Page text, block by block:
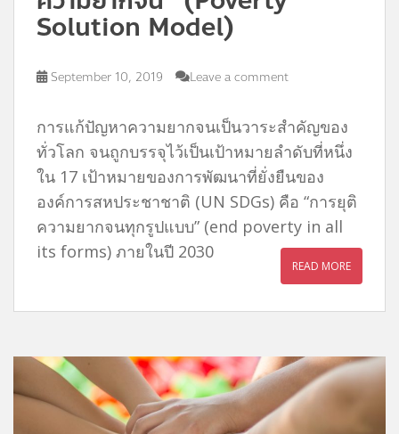
Solution Model)
September 10, 2019 Leave a comment
การแก้ปัญหาความยากจนเป็นวาระสำคัญของ
ทั่วโลก จนถูกบรรจุไว้เป็นเป้าหมายลำดับที่หนึ่ง
ใน 17 เป้าหมายของการพัฒนาที่ยั่งยืนของ
องค์การสหประชาชาติ (UN SDGs) คือ “การยุติ
ความยากจนทุกรูปแบบ” (end poverty in all
its forms) ภายในปี 2030
READ MORE